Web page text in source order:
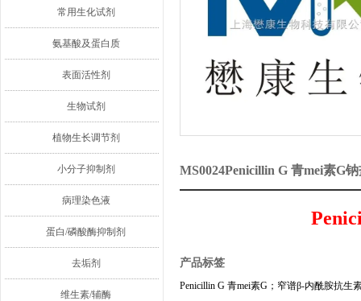
常用生化试剂
氨基酸及蛋白质
表面活性剂
生物试剂
植物生长调节剂
小分子抑制剂
病理染色液
蛋白/磷酸酶抑制剂
去垢剂
维生素/辅酶
MS0024Penicillin G 青mei素G
产品标签
Penicillin G 青mei素G；窄谱β-内酰胺抗生